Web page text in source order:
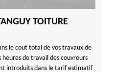
TOITURE
le cout total de vos travaux de
de travail des couvreurs
introduits dans le tarif estimatif